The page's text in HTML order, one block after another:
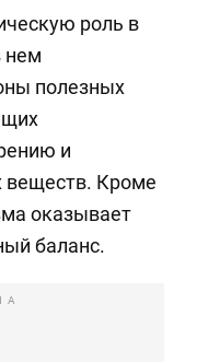
роль в
нем
полезных
и
веществ. Кроме
оказывает
баланс.